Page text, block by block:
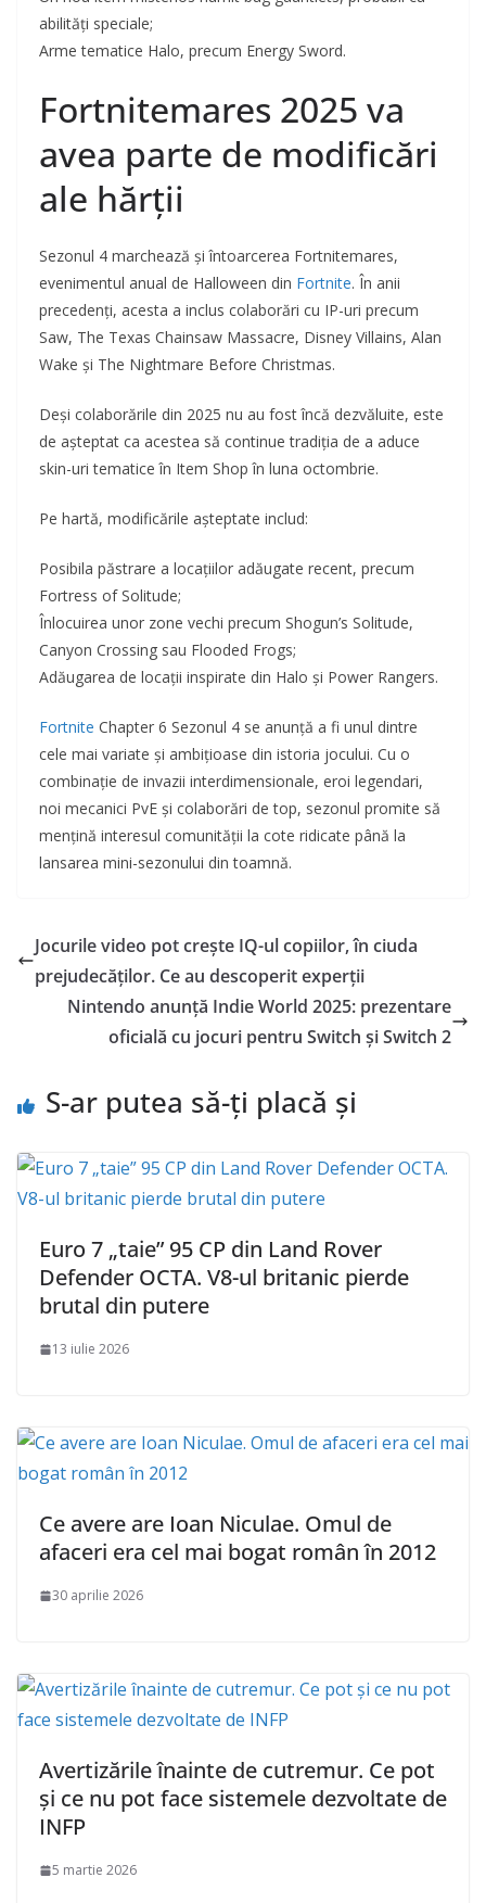
abilități speciale;
Arme tematice Halo, precum Energy Sword.
Fortnitemares 2025 va
avea parte de modificări
ale hărții
Sezonul 4 marchează și întoarcerea Fortnitemares,
evenimentul anual de Halloween din Fortnite. În anii
precedenți, acesta a inclus colaborări cu IP-uri precum
Saw, The Texas Chainsaw Massacre, Disney Villains, Alan
Wake și The Nightmare Before Christmas.
Deși colaborările din 2025 nu au fost încă dezvăluite, este
de așteptat ca acestea să continue tradiția de a aduce
skin-uri tematice în Item Shop în luna octombrie.
Pe hartă, modificările așteptate includ:
Posibila păstrare a locațiilor adăugate recent, precum
Fortress of Solitude;
Înlocuirea unor zone vechi precum Shogun’s Solitude,
Canyon Crossing sau Flooded Frogs;
Adăugarea de locații inspirate din Halo și Power Rangers.
Fortnite Chapter 6 Sezonul 4 se anunță a fi unul dintre
cele mai variate și ambițioase din istoria jocului. Cu o
combinație de invazii interdimensionale, eroi legendari,
noi mecanici PvE și colaborări de top, sezonul promite să
mențină interesul comunității la cote ridicate până la
lansarea mini-sezonului din toamnă.
Jocurile video pot crește IQ-ul copiilor, în ciuda
prejudecăților. Ce au descoperit experții
Nintendo anunță Indie World 2025: prezentare
oficială cu jocuri pentru Switch și Switch 2
S-ar putea să-ți placă și
Euro 7 „taie” 95 CP din Land Rover
Defender OCTA. V8-ul britanic pierde
brutal din putere
13 iulie 2026
Ce avere are Ioan Niculae. Omul de
afaceri era cel mai bogat român în 2012
30 aprilie 2026
Avertizările înainte de cutremur. Ce pot
și ce nu pot face sistemele dezvoltate de
INFP
5 martie 2026